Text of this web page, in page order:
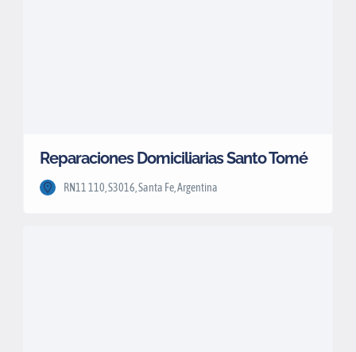
Reparaciones Domiciliarias Santo Tomé
RN11 110, S3016, Santa Fe, Argentina